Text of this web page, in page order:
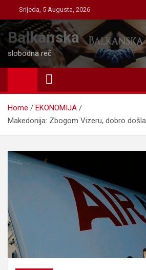
to
content
Srijeda, 5 Augusta, 2026
Balkanska
slobodna reč
Home
EKONOMIJA
Makedonija: Zbogom Vizeru, dobro